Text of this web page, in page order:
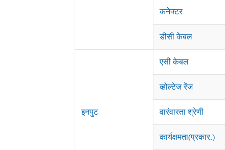
कनेक्टर
डीसी केबल
इनपुट
एसी केबल
व्होल्टेज रेंज
वारंवारता श्रेणी
कार्यक्षमता(प्रकार.)